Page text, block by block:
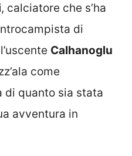
, calciatore che s’ha
di
Calhanoglu
come
di quanto sia stata
avventura in